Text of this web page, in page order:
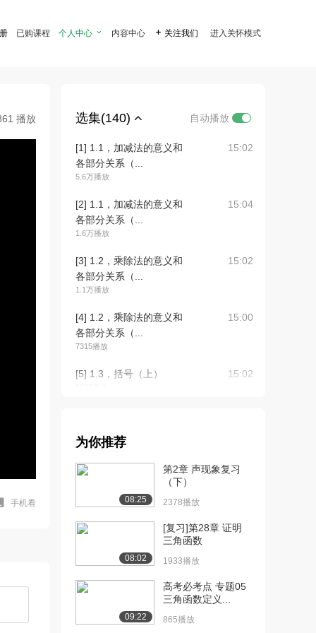
已购课程 个人中心  内容中心  关注我们 进入关怀模式
播放
手机看
选集(140) 自动播放
[1] 1.1，加减法的意义和
各部分关系（...
5.6万播放
15:02
[2] 1.1，加减法的意义和
各部分关系（...
1.6万播放
15:04
[3] 1.2，乘除法的意义和
各部分关系（...
1.1万播放
15:02
[4] 1.2，乘除法的意义和
各部分关系（...
7315播放
15:00
[5] 1.3，括号（上） 15:02
7399播放
[8] 1.4，解决问题（下）
4848播放
[9] 1.5，加减乘除法的意
义和各部分间...
5156播放
[10] 1.5，加减乘除法的意
义和各部分间...
3809播放
14:58
为你推荐
08:25
第2章 声现象复习
（下）
2378播放
08:02
[复习]第28章 证明
三角函数
1933播放
09:22
高考必考点 专题05
三角函数定义...
865播放